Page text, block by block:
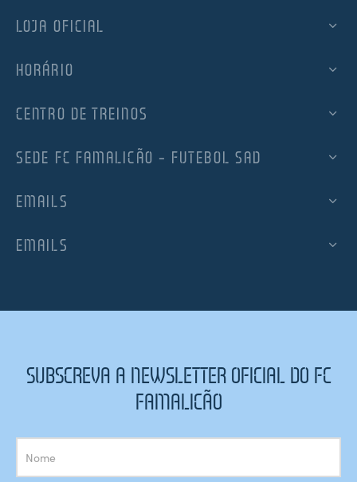
LOJA OFICIAL
HORÁRIO
CENTRO DE TREINOS
SEDE FC FAMALICÃO – FUTEBOL SAD
EMAILS
EMAILS
SUBSCREVA A NEWSLETTER OFICIAL DO FC
FAMALICÃO
Subscrição